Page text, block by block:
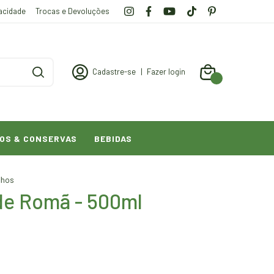
Trocas e Devoluções
Cadastre-se | Fazer login
& CONSERVAS BEBIDAS
Romã - 500ml